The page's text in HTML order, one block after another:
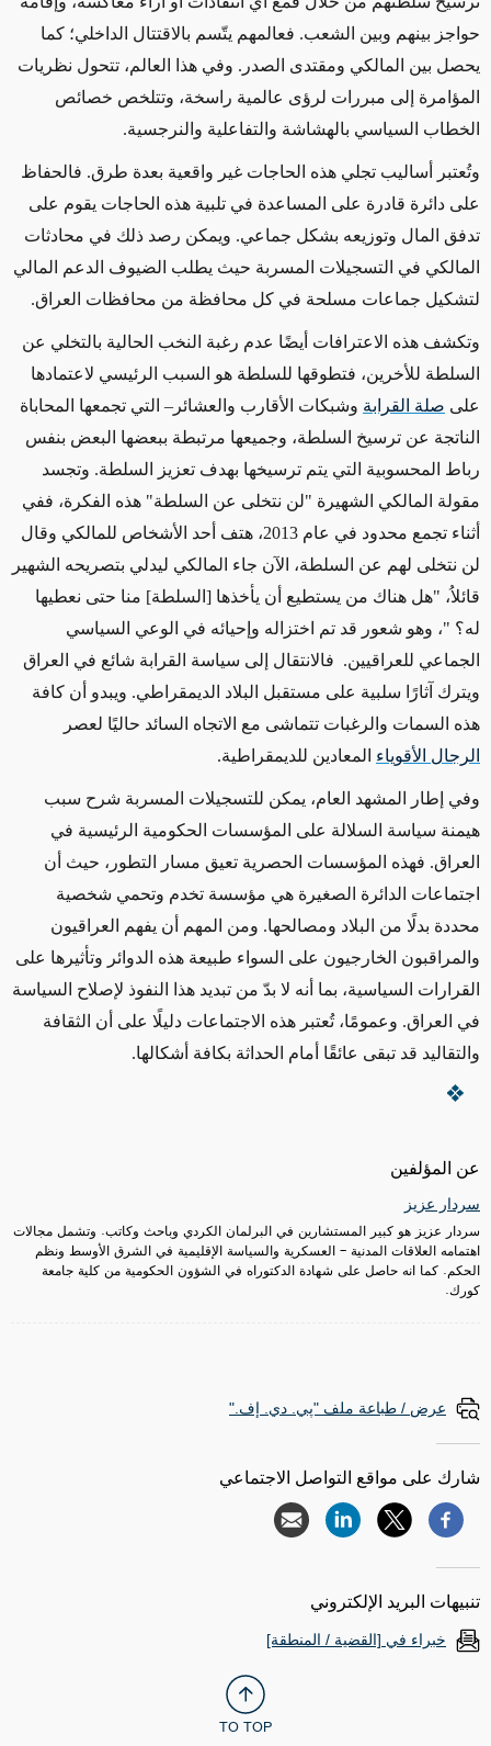
عن المؤلفين
سردار عزيز
سردار عزيز هو كبير المستشارين في البرلمان الكردي وباحث وكاتب. وتشمل مجالات
اهتمامه العلاقات المدنية - العسكرية والسياسة الإقليمية في الشرق الأوسط ونظم
الحكم. كما انه حاصل على شهادة الدكتوراه في الشؤون الحكومية من كلية جامعة
كورك.
حواجز بينهم وبين الشعب. فعالمهم يتّسم بالاقتتال الداخلي؛ كما
يحصل بين المالكي ومقتدى الصدر. وفي هذا العالم، تتحول نظريات
المؤامرة إلى مبررات لرؤى عالمية راسخة، وتتلخص خصائص
الخطاب السياسي بالهشاشة والتفاعلية والنرجسية.
وتُعتبر أساليب تجلي هذه الحاجات غير واقعية بعدة طرق. فالحفاظ
على دائرة قادرة على المساعدة في تلبية هذه الحاجات يقوم على
تدفق المال وتوزيعه بشكل جماعي. ويمكن رصد ذلك في محادثات
المالكي في التسجيلات المسربة حيث يطلب الضيوف الدعم المالي
لتشكيل جماعات مسلحة في كل محافظة من محافظات العراق.
وتكشف هذه الاعترافات أيضًا عدم رغبة النخب الحالية بالتخلي عن
السلطة للأخرين، فتطوقها للسلطة هو السبب الرئيسي لاعتمادها
على صلة القرابة وشبكات الأقارب والعشائر– التي تجمعها المحاباة
الناتجة عن ترسيخ السلطة، وجميعها مرتبطة ببعضها البعض بنفس
رباط المحسوبية التي يتم ترسيخها بهدف تعزيز السلطة. وتجسد
مقولة المالكي الشهيرة "لن نتخلى عن السلطة" هذه الفكرة، ففي
أثناء تجمع محدود في عام 2013، هتف
أحد الأشخاص للمالكي وقال
لن نتخلى لهم عن السلطة، الآن جاء المالكي ليدلي بتصريحه الشهير
قائلاُ، "هل هناك من يستطيع أن يأخذها [السلطة] منا حتى نعطيها
له؟ "، وهو شعور قد تم اختزاله وإحيائه في الوعي السياسي
الجماعي للعراقيين. فالانتقال إلى سياسة القرابة شائع في العراق
ويترك آثارًا سلبية على مستقبل البلاد الديمقراطي. ويبدو أن كافة
هذه السمات والرغبات تتماشى مع الاتجاه السائد حاليًا لعصر
الرجال الأقوياء المعادين للديمقراطية.
وفي إطار المشهد العام، يمكن للتسجيلات المسربة شرح سبب
هيمنة سياسة السلالة على المؤسسات الحكومية الرئيسية في
العراق. فهذه المؤسسات الحصرية تعيق مسار التطور، حيث أن
اجتماعات الدائرة الصغيرة هي مؤسسة تخدم وتحمي شخصية
محددة بدلًا من البلاد ومصالحها. ومن المهم أن يفهم العراقيون
والمراقبون الخارجيون على السواء طبيعة هذه الدوائر وتأثيرها على
القرارات السياسية، بما أنه لا بدّ من تبديد هذا النفوذ لإصلاح السياسة
في العراق. وعمومًا، تُعتبر هذه الاجتماعات دليلًا على أن الثقافة
والتقاليد قد تبقى عائقًا أمام الحداثة بكافة أشكالها.
عرض / طباعة ملف "پي. دي. إف."
شارك على مواقع التواصل الاجتماعي
تنبيهات البريد الإلكتروني
خبراء في [القضية / المنطقة]
TO TOP